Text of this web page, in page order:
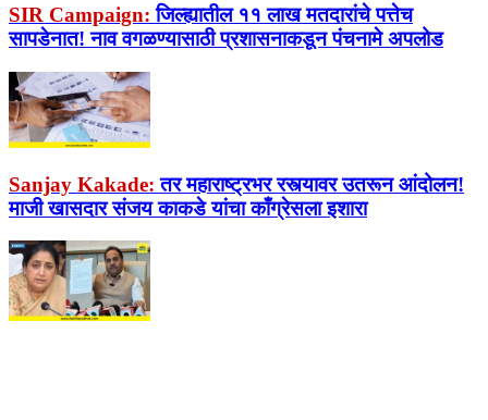
SIR Campaign: जिल्ह्यातील ११ लाख मतदारांचे पत्तेच
सापडेनात! नाव वगळण्यासाठी प्रशासनाकडून पंचनामे अपलोड
Sanjay Kakade: तर महाराष्ट्रभर रस्त्यावर उतरून आंदोलन!
माजी खासदार संजय काकडे यांचा काँग्रेसला इशारा